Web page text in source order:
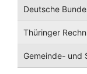
Deutsche
Thüringer
Gemeinde- und